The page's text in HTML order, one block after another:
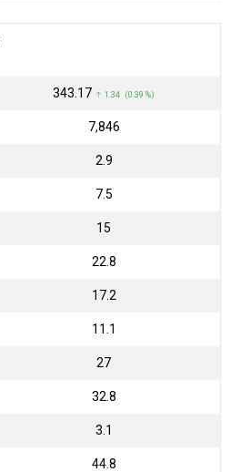
₹343.17 ↑ 1.34 (0.39 %)
₹7,846
2.9
7.5
15
22.8
17.2
11.1
27
32.8
3.1
44.8